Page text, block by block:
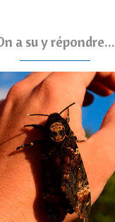
a su y répondre...